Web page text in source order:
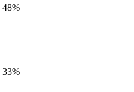
48%
33%